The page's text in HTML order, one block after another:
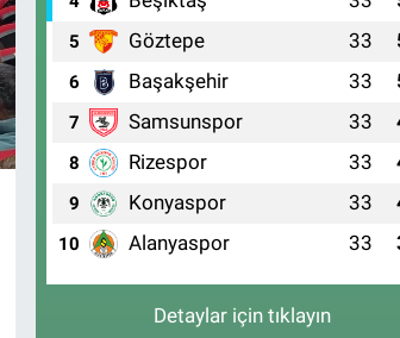
5 Göztepe 33
6 Başakşehir 33
7 Samsunspor 33
8 Rizespor 33
9 Konyaspor 33
10 Alanyaspor 33
Detaylar için tıklayın